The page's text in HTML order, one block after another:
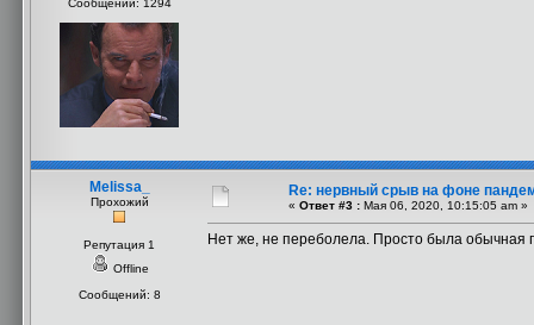
Сообщений: 1294
Melissa_
Прохожий
Репутация 1
Offline
Сообщений: 8
Re: нервный срыв на фоне
« Ответ #3 : Мая 06, 2020, 10:15:05 am »
Нет же, не переболела. Просто была обычная